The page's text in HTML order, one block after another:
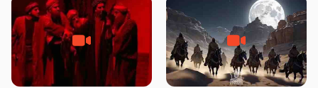
‌‌‌‌‌‌‌داستان ترور نافرجام رسول خدا
صلی الله علیه و آله – شهادت
قسمتی از نوا نمایش بیرق ماندگار
بیان توطئه های منافقین پیش از